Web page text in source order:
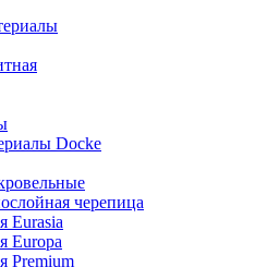
Docke
черепица
Eurasia
Europa
Premium